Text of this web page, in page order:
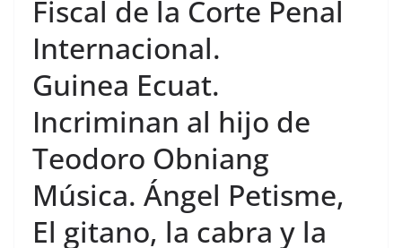
Fiscal de la Corte Penal
Internacional.
Guinea Ecuat.
Incriminan al hijo de
Teodoro Obniang
Música. Ángel Petisme,
El gitano, la cabra y la